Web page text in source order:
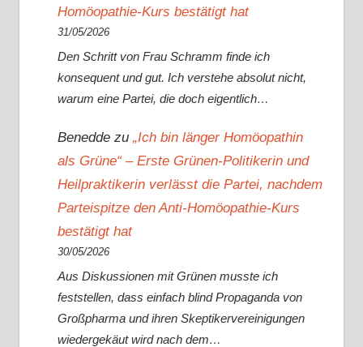
Homöopathie-Kurs bestätigt hat
31/05/2026
Den Schritt von Frau Schramm finde ich
konsequent und gut. Ich verstehe absolut nicht,
warum eine Partei, die doch eigentlich…
Beneddezu „Ich bin länger Homöopathin
als Grüne“ – Erste Grünen-Politikerin und
Heilpraktikerin verlässt die Partei, nachdem
Parteispitze den Anti-Homöopathie-Kurs
bestätigt hat
30/05/2026
Aus Diskussionen mit Grünen musste ich
feststellen, dass einfach blind Propaganda von
Großpharma und ihren Skeptikervereinigungen
wiedergekäut wird nach dem…